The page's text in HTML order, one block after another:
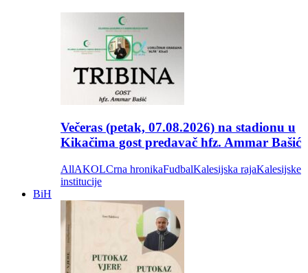
Večeras (petak, 07.08.2026) na stadionu u
Kikačima gost predavač hfz. Ammar Bašić
AllAKOLCrna hronikaFudbalKalesijska rajaKalesijske
institucije
BiH